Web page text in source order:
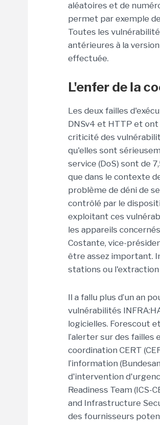
aléatoires et de
permet par exemple
Toutes les
antérieures à la
effectuée.
L'enfer de la
Les deux failles
DNSv4 et HTTP et ont
criticité des
qu'elles sont
service (DoS) sont de
que dans le contexte
problème de déni de
contrôlé par le
exploitant ces
les appareils
Costante, vice-
être assez important.
stations ou l'extraction
Il a fallu plus d’un an
vulnérabilités
logicielles. Forescout
l’alerter sur des
coordination CERT
l’information
d'intervention
Readiness Team (ICS-
and Infrastructure
des fournisseurs